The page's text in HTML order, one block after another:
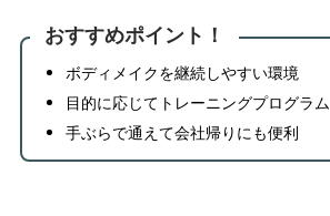
おすすめポイント！
ボディメイクを継続しやすい環境
目的に応じてトレーニングプログラム
手ぶらで通えて会社帰りにも便利